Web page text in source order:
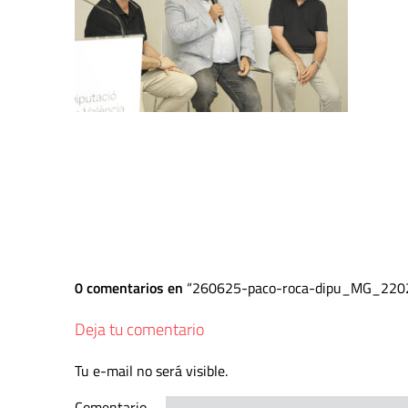
0 comentarios en 260625-paco-roca-
Deja tu comentario
Tu e-mail no será visible.